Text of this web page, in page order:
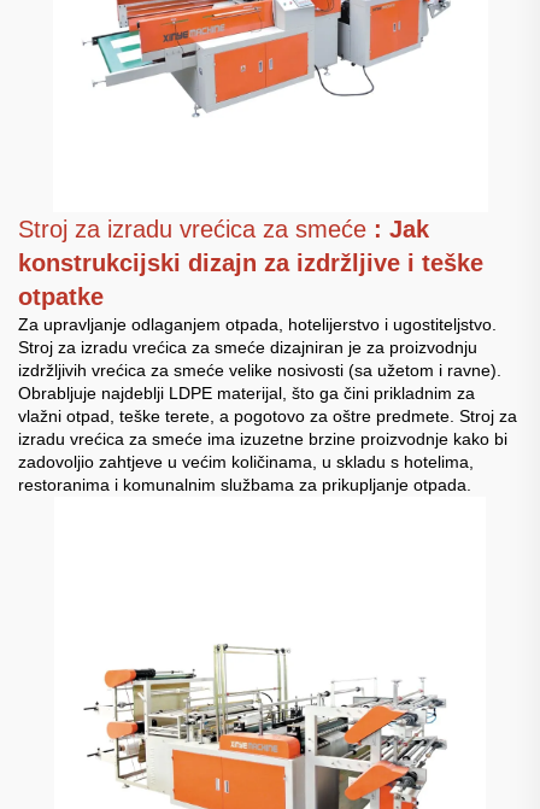
Stroj za izradu vrećica za smeće : Jak
konstrukcijski dizajn za izdržljive i teške
otpatke
Za upravljanje odlaganjem otpada, hotelijerstvo i ugostiteljstvo.
Stroj za izradu vrećica za smeće dizajniran je za proizvodnju
izdržljivih vrećica za smeće velike nosivosti (sa užetom i ravne).
Obrabljuje najdeblji LDPE materijal, što ga čini prikladnim za
vlažni otpad, teške terete, a pogotovo za oštre predmete. Stroj za
izradu vrećica za smeće ima izuzetne brzine proizvodnje kako bi
zadovoljio zahtjeve u većim količinama, u skladu s hotelima,
restoranima i komunalnim službama za prikupljanje otpada.